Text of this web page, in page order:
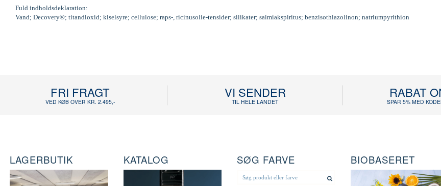
Fuld indholdsdeklaration:
Vand; Decovery®; titandioxid; kiselsyre; cellulose; raps-, ricinusolie-tensider; silikater; salmiakspiritus; benzisothiazolinon; natriumpyrithion
FRI FRAGT
VED KØB OVER KR. 2.495,-
VI SENDER
TIL HELE LANDET
RABAT
SPAR 5% MED
LAGERBUTIK KATALOG SØG FARVE BIOBASERET